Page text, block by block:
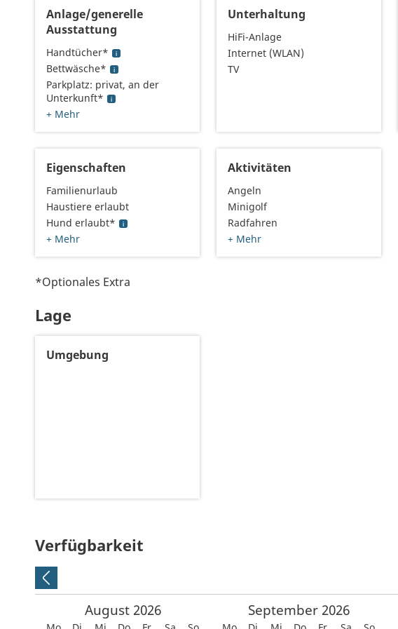
Anlage/generelle
Ausstattung
Handtücher*
Bettwäsche*
Parkplatz: privat, an der
Unterkunft*
+ Mehr
Unterhaltung
HiFi-Anlage
Internet (WLAN)
TV
Eigenschaften
Familienurlaub
Haustiere erlaubt
Hund erlaubt*
+ Mehr
Aktivitäten
Angeln
Minigolf
Radfahren
+ Mehr
*Optionales Extra
Lage
Umgebung
Verfügbarkeit
August 2026 September 2026